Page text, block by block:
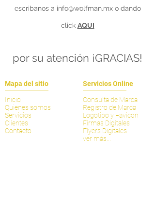
escribanos a info@wolfman.mxo dando
click AQUI
por su atención ¡GRACIAS!
Mapa del sitio
Inicio
Quienes somos
Servicios
Clientes
Contacto
Servicios Online
Consulta de Marca
Registro de Marca
Logotipo y Favicon
Firmas Digitales
Flyers Digitales
ver más...